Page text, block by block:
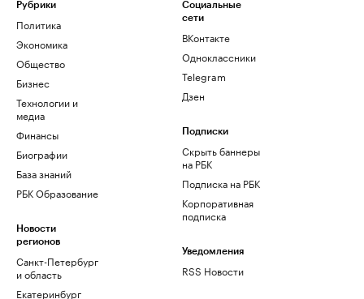
Рубрики
Политика
Экономика
Общество
Бизнес
Технологии и
медиа
Финансы
Биографии
База знаний
РБК Образование
Новости
регионов
Санкт-Петербург
и область
Екатеринбург
Социальные
сети
ВКонтакте
Одноклассники
Telegram
Дзен
Подписки
Скрыть баннеры
на РБК
Подписка на РБК
Корпоративная
подписка
Уведомления
RSS Новости